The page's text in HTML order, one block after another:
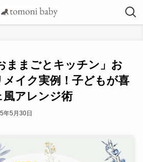
ままごとキッチン」お
メイク実例！子どもが喜
風アレンジ術
年5月30日